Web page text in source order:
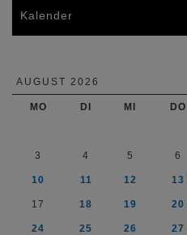
Kalender
AUGUST 2026
MO DI MI DO
3 4 5 6
10 11 12 13
17 18 19 20
24 25 26 27